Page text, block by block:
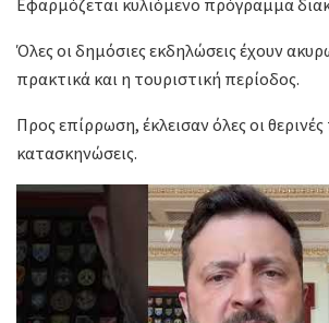
Όλες οι δημόσιες εκδηλώσεις έχουν
πρακτικά και η τουριστική περίοδος.
Προς επίρρωση, έκλεισαν όλες οι θερινές
κατασκηνώσεις.